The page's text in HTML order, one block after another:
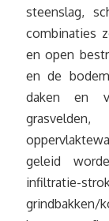
steenslag,
combinaties
en open
en de
daken en
geleid
grindbakken/